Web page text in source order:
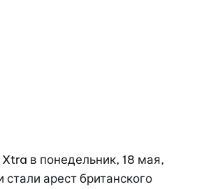
в понедельник, 18 мая,
арест британского